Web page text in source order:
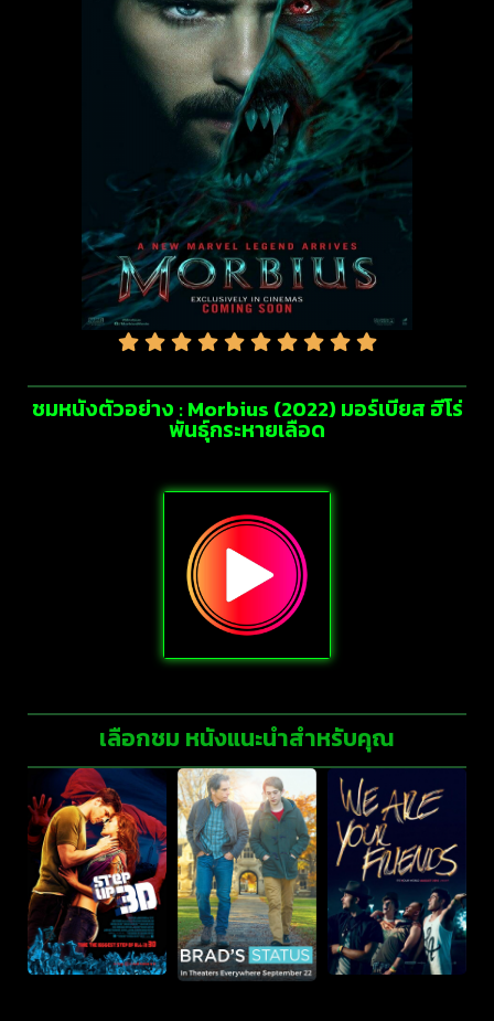
ชมหนังตัวอย่าง : Morbius (2022) มอร์เบียส ฮีโร่
พันธุ์กระหายเลือด
เลือกชม หนังแนะนำสำหรับคุณ